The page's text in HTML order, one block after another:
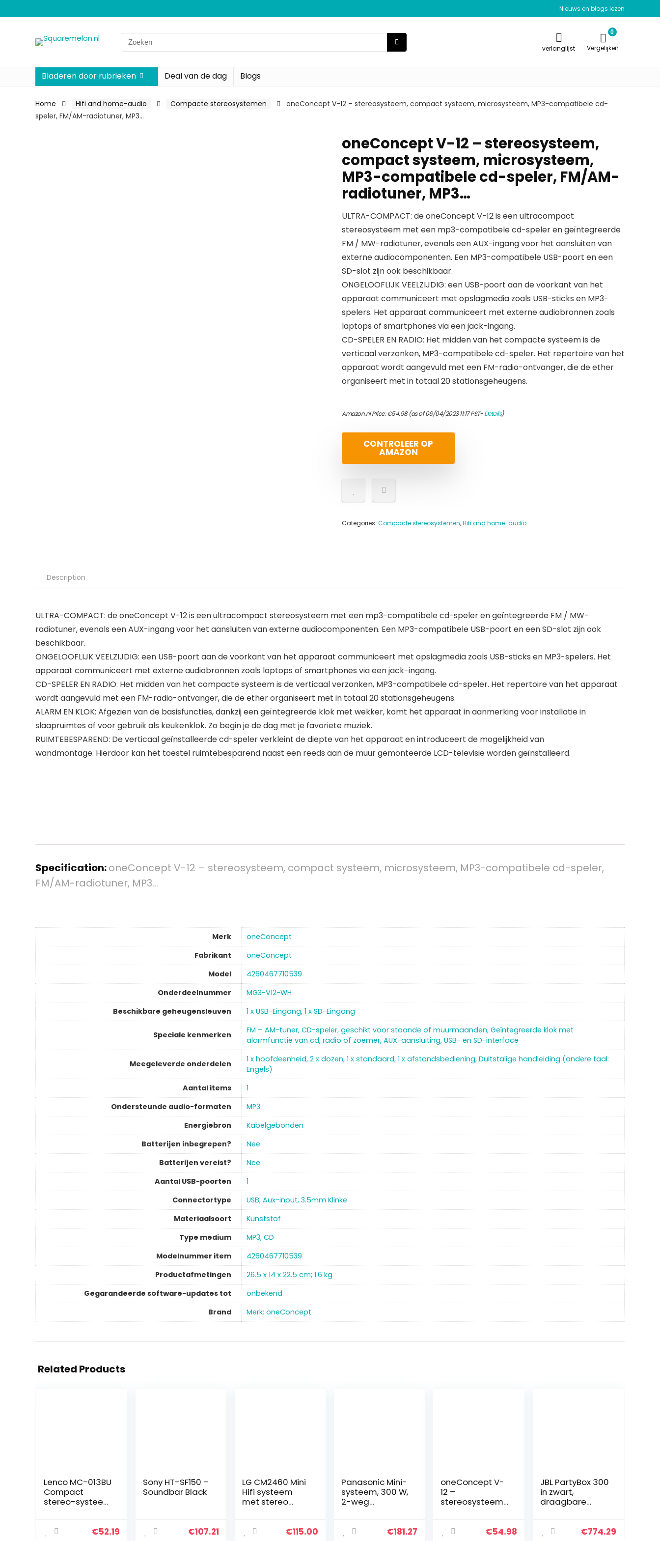
Nieuws en blogs lezen
Search
for:
verlanglijst
0
Vergelijken
Bladeren door rubrieken Deal van de dag Blogs
Home Hifi and home-audio Compacte stereosystemen
oneConcept V-12 – stereosysteem, compact systeem, microsysteem, MP3-compatibele cd-
speler, FM/AM-radiotuner, MP3…
oneConcept V-12 – stereosysteem,
compact systeem, microsysteem,
MP3-compatibele cd-speler, FM/AM-
radiotuner, MP3…
ULTRA-COMPACT: de oneConcept V-12 is een ultracompact
stereosysteem met een mp3-compatibele cd-speler en geïntegreerde
FM / MW-radiotuner, evenals een AUX-ingang voor het aansluiten van
externe audiocomponenten. Een MP3-compatibele USB-poort en een
SD-slot zijn ook beschikbaar.
ONGELOOFLIJK VEELZIJDIG: een USB-poort aan de voorkant van het
apparaat communiceert met opslagmedia zoals USB-sticks en MP3-
spelers. Het apparaat communiceert met externe audiobronnen zoals
laptops of smartphones via een jack-ingang.
CD-SPELER EN RADIO: Het midden van het compacte systeem is de
verticaal verzonken, MP3-compatibele cd-speler. Het repertoire van het
apparaat wordt aangevuld met een FM-radio-ontvanger, die de ether
organiseert met in totaal 20 stationsgeheugens.
Amazon.nl Price:€54.98(as of 06/04/2023 11:17 PST-Details)
CONTROLEER OP
AMAZON
Categories: Compacte stereosystemen,Hifi and home-audio
Description
ULTRA-COMPACT: de oneConcept V-12 is een ultracompact stereosysteem met een mp3-compatibele cd-speler en geïntegreerde FM / MW-
radiotuner, evenals een AUX-ingang voor het aansluiten van externe audiocomponenten. Een MP3-compatibele USB-poort en een SD-slot zijn ook
beschikbaar.
ONGELOOFLIJK VEELZIJDIG: een USB-poort aan de voorkant van het apparaat communiceert met opslagmedia zoals USB-sticks en MP3-spelers. Het
apparaat communiceert met externe audiobronnen zoals laptops of smartphones via een jack-ingang.
CD-SPELER EN RADIO: Het midden van het compacte systeem is de verticaal verzonken, MP3-compatibele cd-speler. Het repertoire van het apparaat
wordt aangevuld met een FM-radio-ontvanger, die de ether organiseert met in totaal 20 stationsgeheugens.
ALARM EN KLOK: Afgezien van de basisfuncties, dankzij een geïntegreerde klok met wekker, komt het apparaat in aanmerking voor installatie in
slaapruimtes of voor gebruik als keukenklok. Zo begin je de dag met je favoriete muziek.
RUIMTEBESPAREND: De verticaal geïnstalleerde cd-speler verkleint de diepte van het apparaat en introduceert de mogelijkheid van
wandmontage. Hierdoor kan het toestel ruimtebesparend naast een reeds aan de muur gemonteerde LCD-televisie worden geïnstalleerd.
Specification:oneConcept V-12 – stereosysteem, compact systeem, microsysteem, MP3-compatibele cd-speler,
FM/AM-radiotuner, MP3…
Merk
‎oneConcept
Fabrikant
‎oneConcept
Model
‎4260467710539
Onderdeelnummer
‎MG3-V12-WH
Beschikbare geheugensleuven
‎1 x USB-Eingang, 1 x SD-Eingang
Speciale kenmerken
‎FM – AM-tuner, CD-speler, geschikt voor staande of muurmaanden, Geïntegreerde klok met
alarmfunctie van cd, radio of zoemer, AUX-aansluiting, USB- en SD-interface
Meegeleverde onderdelen
‎1 x hoofdeenheid, 2 x dozen, 1 x standaard, 1 x afstandsbediening, Duitstalige handleiding (andere taal:
Engels)
Aantal items
‎1
Ondersteunde audio-formaten
‎MP3
Energiebron
‎Kabelgebonden
Batterijen inbegrepen?
‎Nee
Batterijen vereist?
‎Nee
Aantal USB-poorten
‎1
Connectortype
‎USB, Aux-input, 3.5mm Klinke
Materiaalsoort
‎Kunststof
Type medium
‎MP3, CD
Modelnummer item
‎4260467710539
Productafmetingen
‎26.5 x 14 x 22.5 cm; 1.6 kg
Gegarandeerde software-updates tot
‎onbekend
Brand
Merk: oneConcept
Related Products
Lenco MC-013BU
Compact
stereo-systeem
en LCD-scherm
€52.19
Sony HT-SF150 –
Soundbar Black
€107.21
LG CM2460 Mini
Hifi systeem
met stereo
RMS)
€115.00
Panasonic Mini-
systeem, 300 W,
2-weg
CD-speler, CD-
€181.27
oneConcept V-
12 –
stereosysteem,
microsysteem,
€54.98
JBL PartyBox 300
in zwart,
draagbare
met
€774.29